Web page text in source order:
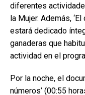
diferentes
la Mujer. Además,
estará dedicado
ganaderas que
actividad en el
Por la noche, el
números’ (00:55